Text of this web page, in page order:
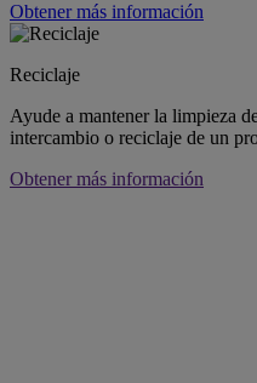
Obtener más información
Reciclaje
Ayude a mantener la limpieza
intercambio o reciclaje de un
Obtener más información